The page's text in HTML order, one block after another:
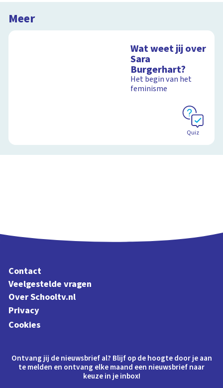
Meer
Wat weet jij over
Sara
Burgerhart?
Het begin van het
feminisme
Quiz
Contact
Veelgestelde vragen
Over Schooltv.nl
Privacy
Cookies
Ontvang jij de nieuwsbrief al? Blijf op de hoogte door je aan
te melden en ontvang elke maand een nieuwsbrief naar
keuze in je inbox!